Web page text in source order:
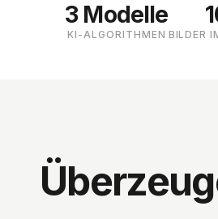
3 Modelle
KI-ALGORITHMEN BILDER